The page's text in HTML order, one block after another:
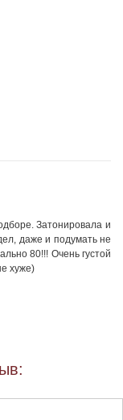
Затонировала и
даже и подумать не
80!!! Очень густой
хуже)